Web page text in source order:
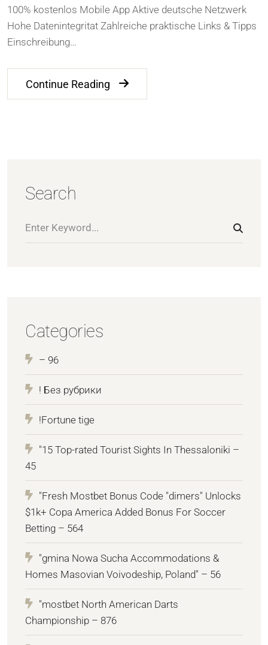
100% kostenlos Mobile App Aktive deutsche Netzwerk
Hohe Datenintegritat Zahlreiche praktische Links & Tipps
Einschreibung…
Continue Reading
Search
Categories
– 96
! Без рубрики
!Fortune tige
"15 Top-rated Tourist Sights In Thessaloniki –
45
"Fresh Mostbet Bonus Code "dimers" Unlocks
$1k+ Copa America Added Bonus For Soccer
Betting – 564
"gmina Nowa Sucha Accommodations &
Homes Masovian Voivodeship, Poland" – 56
"mostbet North American Darts
Championship – 876